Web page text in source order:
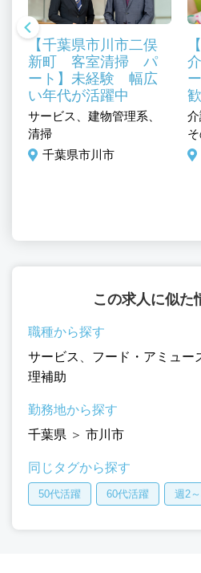
【千葉県市川市二俣
新町 客室清掃 パ
ート】未経験 幅広
い年代が活躍中
サービス、建物管理系、
清掃
千葉県市川市
介
この求人に似た
職種から探す
サービス
フード・アミュー
理補助
勤務地から探す
千葉県 ＞ 市川市
同じタグから探す
50代活躍 60代活躍 週2